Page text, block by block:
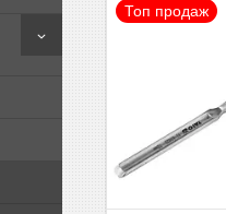
Топ продаж